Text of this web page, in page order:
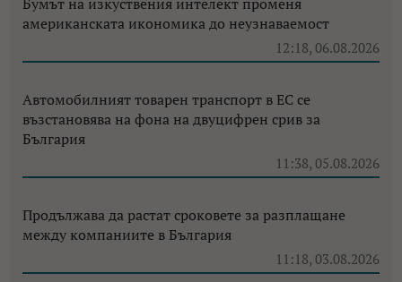
американската икономика до неузнаваемост
12:18, 06.08.2026
Автомобилният товарен транспорт в ЕС се
възстановява на фона на двуцифрен срив за
България
11:38, 05.08.2026
Продължава да растат сроковете за разплащане
между компаниите в България
11:18, 03.08.2026